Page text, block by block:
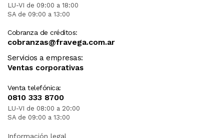
LU-VI de 09:00 a 18:00
SA de 09:00 a 13:00
Cobranza de créditos:
cobranzas@fravega.com.ar
Servicios a empresas:
Ventas corporativas
Venta telefónica:
0810 333 8700
LU-VI de 08:00 a 20:00
SA de 09:00 a 13:00
Información legal